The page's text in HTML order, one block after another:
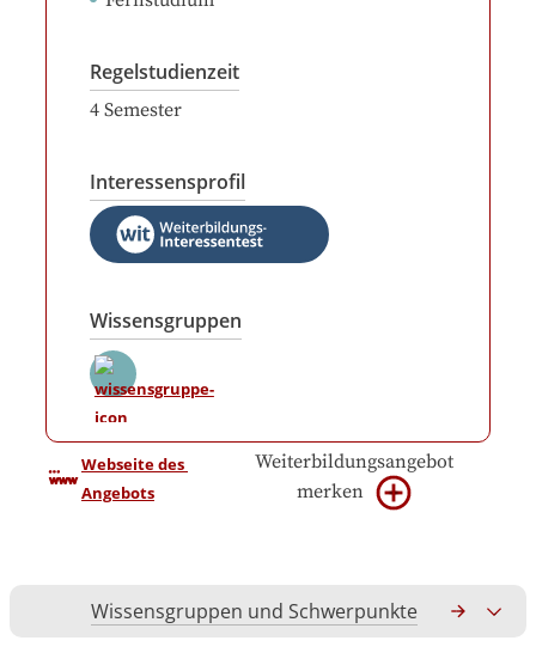
Regelstudienzeit
4 Semester
Interessensprofil
Wissensgruppen
Webseite des
Angebots
Weiterbildungsangebot
merken
Wissensgruppen und Schwerpunkte